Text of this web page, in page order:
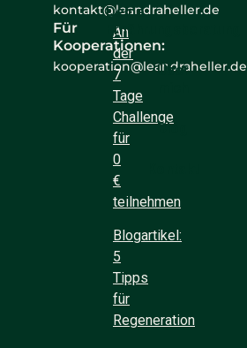
kontakt@leandraheller.de
Für
Kooperationen:
kooperation@leandraheller.de
An
der
7
Tage
Challenge
für
0
€
teilnehmen
Blogartikel:
5
Tipps
für
Regeneration
Deine
Ernährungsberatung
Über
Blog